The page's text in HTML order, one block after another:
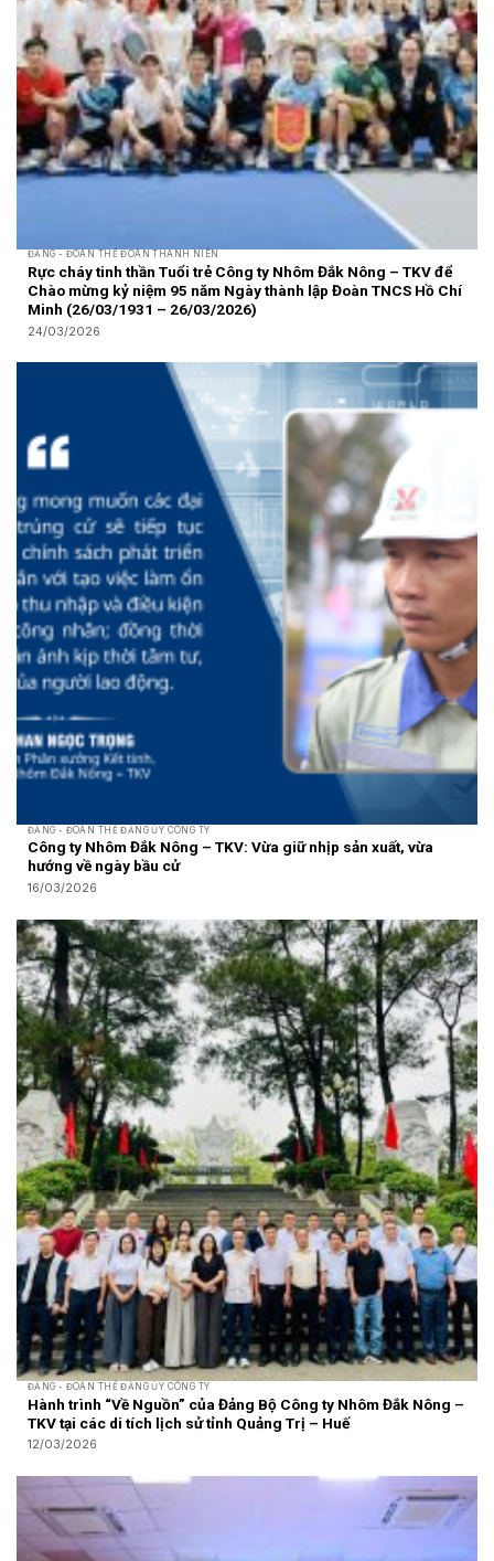
ĐẢNG - ĐOÀN THỂ ĐOÀN THANH NIÊN
Rực cháy tinh thần Tuổi trẻ Công ty Nhôm Đắk Nông – TKV để
Chào mừng kỷ niệm 95 năm Ngày thành lập Đoàn TNCS Hồ Chí
Minh (26/03/1931 – 26/03/2026)
24/03/2026
ĐẢNG - ĐOÀN THỂ ĐẢNG ỦY CÔNG TY
Công ty Nhôm Đắk Nông – TKV: Vừa giữ nhịp sản xuất, vừa
hướng về ngày bầu cử
16/03/2026
ĐẢNG - ĐOÀN THỂ ĐẢNG ỦY CÔNG TY
Hành trình “Về Nguồn” của Đảng Bộ Công ty Nhôm Đắk Nông –
TKV tại các di tích lịch sử tỉnh Quảng Trị – Huế
12/03/2026